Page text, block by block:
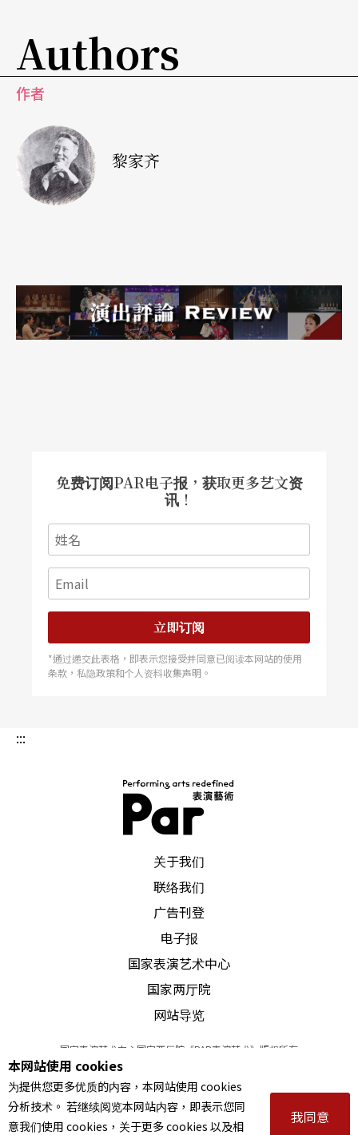
Authors
作者
黎家齐
免费订阅PAR电子报，获取更多艺文资
讯！
立即订阅
*通过递交此表格，即表示您接受并同意已阅读本网站的使用
条款，私隐政策和个人资料收集声明。
:::
关于我们
联络我们
广告刊登
电子报
国家表演艺术中心
国家两厅院
网站导览
国家表演艺术中心国家两厅院《PAR表演艺术》版权所有
© 2022Performing arts redefined. All Rights Reserved
统一编号 Tax Id number 00973926
本站所提供相关演出资讯，如有异动应以主办单位公告为准。
服务条款｜隐私权声明｜著作权声明
本网站使用 cookies
为提供您更多优质的内容，本网站使用 cookies
分析技术。 若继续阅览本网站内容，即表示您同
意我们使用 cookies，关于更多 cookies 以及相
我同意